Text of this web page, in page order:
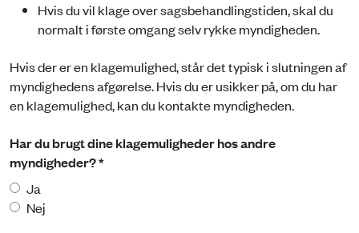
Hvis du vil klage over sagsbehandlingstiden, skal du
normalt i første omgang selv rykke myndigheden.
Hvis der er en klagemulighed, står det typisk i slutningen af
myndighedens afgørelse. Hvis du er usikker på, om du har
en klagemulighed, kan du kontakte myndigheden.
Har du brugt dine klagemuligheder hos andre
myndigheder? *
Ja
Nej